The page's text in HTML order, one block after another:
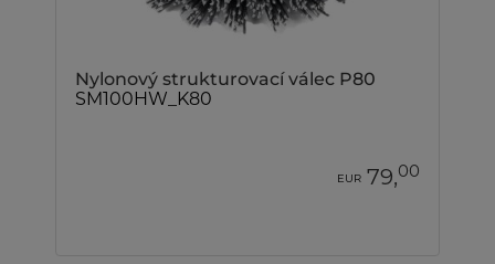
Nylonový strukturovací válec P80
SM100HW_K80
EUR 79,00